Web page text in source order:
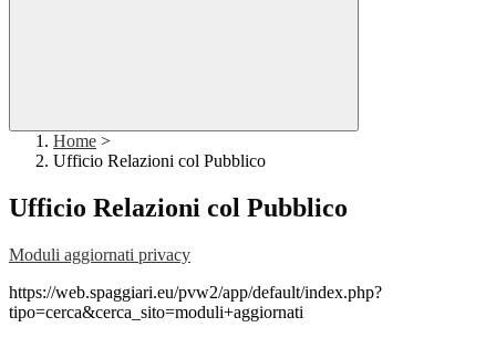
Home >
Ufficio Relazioni col Pubblico
Ufficio Relazioni col Pubblico
Moduli aggiornati privacy
https://web.spaggiari.eu/pvw2/app/default/index.php?
tipo=cerca&cerca_sito=moduli+aggiornati